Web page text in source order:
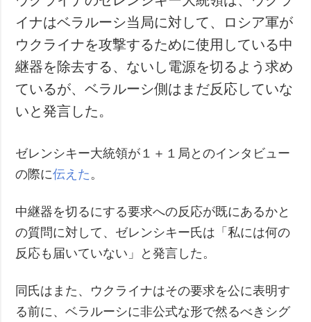
イナはベラルーシ当局に対して、ロシア軍が
ウクライナを攻撃するために使用している中
継器を除去する、ないし電源を切るよう求め
ているが、ベラルーシ側はまだ反応していな
いと発言した。
ゼレンシキー大統領が１＋１局とのインタビュー
の際に伝えた 。
中継器を切るにする要求への反応が既にあるかと
の質問に対して、ゼレンシキー氏は「私には何の
反応も届いていない」と発言した。
同氏はまた、ウクライナはその要求を公に表明す
る前に、ベラルーシに非公式な形で然るべきシグ